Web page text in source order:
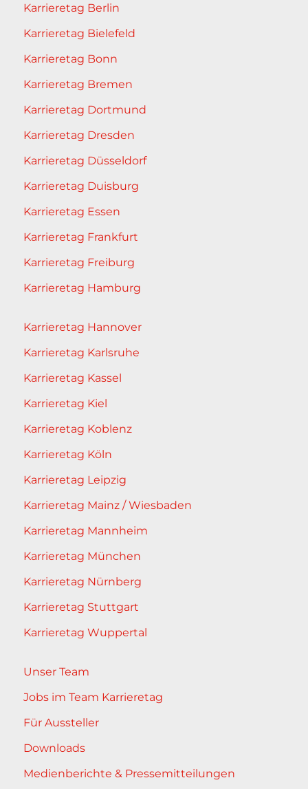
Karrieretag Berlin
Karrieretag Bielefeld
Karrieretag Bonn
Karrieretag Bremen
Karrieretag Dortmund
Karrieretag Dresden
Karrieretag Düsseldorf
Karrieretag Duisburg
Karrieretag Essen
Karrieretag Frankfurt
Karrieretag Freiburg
Karrieretag Hamburg
Karrieretag Hannover
Karrieretag Karlsruhe
Karrieretag Kassel
Karrieretag Kiel
Karrieretag Koblenz
Karrieretag Köln
Karrieretag Leipzig
Karrieretag Mainz / Wiesbaden
Karrieretag Mannheim
Karrieretag München
Karrieretag Nürnberg
Karrieretag Stuttgart
Karrieretag Wuppertal
Unser Team
Jobs im Team Karrieretag
Für Aussteller
Downloads
Medienberichte & Pressemitteilungen